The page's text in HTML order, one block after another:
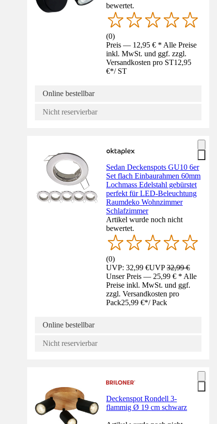
bewertet.
(0)
Preis — 12,95 € * Alle Preise
inkl. MwSt. und ggf. zzgl.
Versandkosten pro ST12,95
€*/ ST
Online bestellbar
Nicht reservierbar
Sedan Deckenspots GU10 6er
Set flach Einbaurahmen 60mm
Lochmass Edelstahl gebürstet
perfekt für LED-Beleuchtung
Raumdeko Wohnzimmer
Schlafzimmer
Artikel wurde noch nicht
bewertet.
(0)
UVP: 32,99 €UVP32,99 €
Unser Preis — 25,99 € * Alle
Preise inkl. MwSt. und ggf.
zzgl. Versandkosten pro
Pack25,99 €*/ Pack
Online bestellbar
Nicht reservierbar
Deckenspot Rondell 3-
flammig Ø 19 cm schwarz